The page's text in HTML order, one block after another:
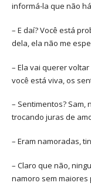
informá-la que não
– E daí? Você está
dela, ela não me
– Ela vai querer
você está viva, os
– Sentimentos?
trocando juras de
– Eram namoradas,
– Claro que não,
namoro sem maiores